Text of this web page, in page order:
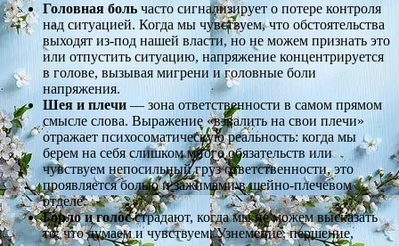
Головная боль часто сигнализирует о потере контроля
над ситуацией. Когда мы чувствуем, что обстоятельства
выходят из-под нашей власти, но не можем признать это
или отпустить ситуацию, напряжение концентрируется
в голове, вызывая мигрени и головные боли
напряжения.
Шея и плечи— зона ответственности в самом прямом
смысле слова. Выражение «взвалить на свои плечи»
отражает психосоматическую реальность: когда мы
берем на себя слишком много обязательств или
чувствуем непосильный груз ответственности, это
проявляется болью и зажимами в шейно-плечевом
отделе.
Горло и голосстрадают, когда мы не можем высказать
то, что думаем и чувствуем. Узнемение, першение,